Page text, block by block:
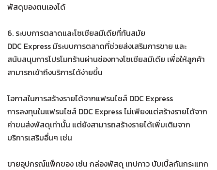
พัสดุของตนเองได้
6. ระบบการตลาดและโซเชียลมีเดียที่ทันสมัย
DDC Express มีระบบการตลาดที่ช่วยส่งเสริมการขาย และ
สนับสนุนการโปรโมทร้านผ่านช่องทางโซเชียลมีเดีย เพื่อให้ลูกค้า
สามารถเข้าถึงบริการได้ง่ายขึ้น
โอกาสในการสร้างรายได้จากแฟรนไชส์ DDC Express
การลงทุนในแฟรนไชส์ DDC Express ไม่เพียงแต่สร้างรายได้จาก
ค่าขนส่งพัสดุเท่านั้น แต่ยังสามารถสร้างรายได้เพิ่มเติมจาก
บริการเสริมอื่นๆ เช่น
ขายอุปกรณ์แพ็กของ เช่น กล่องพัสดุ เทปกาว บับเบิ้ลกันกระแทก